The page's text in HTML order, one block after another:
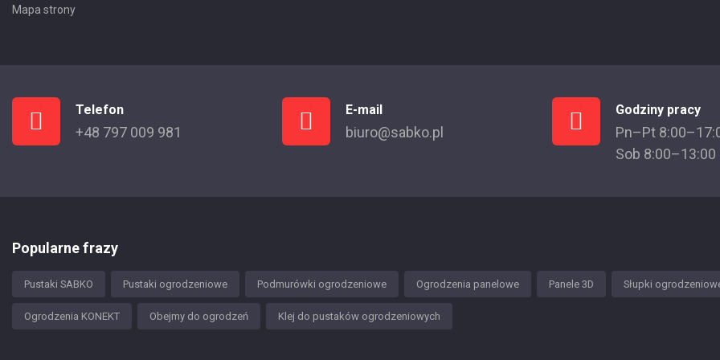
Mapa strony
Telefon
+48 797 009 981
E-mail
biuro@sabko.pl
Godziny pracy
Pn–Pt
Sob 8:00–13:00
Popularne frazy
Pustaki SABKO Pustaki ogrodzeniowe Podmurówki ogrodzeniowe Ogrodzenia panelowe Panele 3D Słupki
Ogrodzenia KONEKT Obejmy do ogrodzeń Klej do pustaków ogrodzeniowych